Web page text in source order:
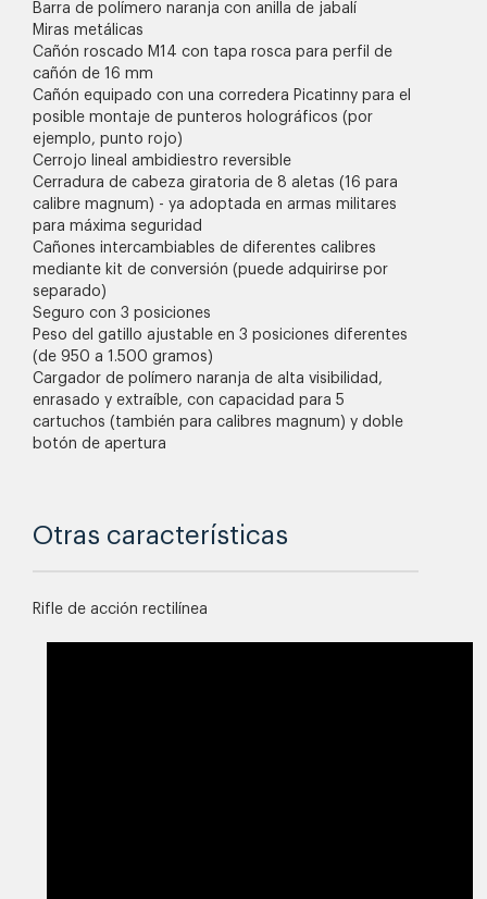
Barra de polímero naranja con anilla de jabalí
Miras metálicas
Cañón roscado M14 con tapa rosca para perfil de
cañón de 16 mm
Cañón equipado con una corredera Picatinny para el
posible montaje de punteros holográficos (por
ejemplo, punto rojo)
Cerrojo lineal ambidiestro reversible
Cerradura de cabeza giratoria de 8 aletas (16 para
calibre magnum) - ya adoptada en armas militares
para máxima seguridad
Cañones intercambiables de diferentes calibres
mediante kit de conversión (puede adquirirse por
separado)
Seguro con 3 posiciones
Peso del gatillo ajustable en 3 posiciones diferentes
(de 950 a 1.500 gramos)
Cargador de polímero naranja de alta visibilidad,
enrasado y extraíble, con capacidad para 5
cartuchos (también para calibres magnum) y doble
botón de apertura
Otras características
Rifle de acción rectilínea